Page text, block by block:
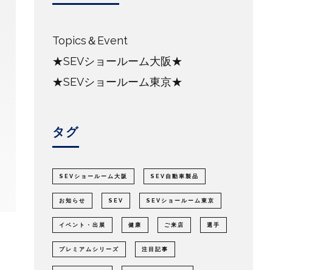
Topics＆Event
★SEVショールーム大阪★
★SEVショールーム東京★
タグ
SEVショールーム大阪 SEV自動車製品
お知らせ SEV SEVショールーム東京
イベント・出展 健康 ご来店 選手
プレミアムシリーズ 注目記事